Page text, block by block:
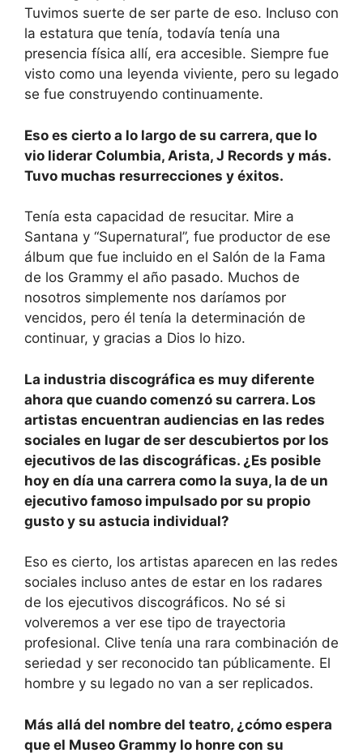
Tuvimos suerte de ser parte de eso. Incluso con
la estatura que tenía, todavía tenía una
presencia física allí, era accesible. Siempre fue
visto como una leyenda viviente, pero su legado
se fue construyendo continuamente.
Eso es cierto a lo largo de su carrera, que lo
vio liderar Columbia, Arista, J Records y más.
Tuvo muchas resurrecciones y éxitos.
Tenía esta capacidad de resucitar. Mire a
Santana y “Supernatural”, fue productor de ese
álbum que fue incluido en el Salón de la Fama
de los Grammy el año pasado. Muchos de
nosotros simplemente nos daríamos por
vencidos, pero él tenía la determinación de
continuar, y gracias a Dios lo hizo.
La industria discográfica es muy diferente
ahora que cuando comenzó su carrera. Los
artistas encuentran audiencias en las redes
sociales en lugar de ser descubiertos por los
ejecutivos de las discográficas. ¿Es posible
hoy en día una carrera como la suya, la de un
ejecutivo famoso impulsado por su propio
gusto y su astucia individual?
Eso es cierto, los artistas aparecen en las redes
sociales incluso antes de estar en los radares
de los ejecutivos discográficos. No sé si
volveremos a ver ese tipo de trayectoria
profesional. Clive tenía una rara combinación de
seriedad y ser reconocido tan públicamente. El
hombre y su legado no van a ser replicados.
Más allá del nombre del teatro, ¿cómo espera
que el Museo Grammy lo honre con su